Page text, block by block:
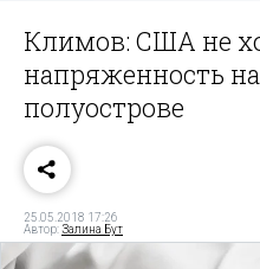
Климов: США не
напряженность
полуострове
25.05.2018 17:26
Автор:Залина Бут